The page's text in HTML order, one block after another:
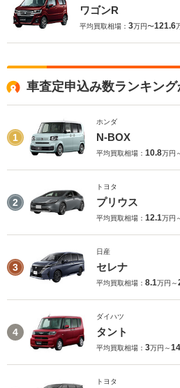
ワゴンR
平均買取相場： 3万円〜121.6
車査定申込み数ランキン
1
ホンダ
N-BOX
平均買取相場： 10.8万円
2
トヨタ
プリウス
平均買取相場： 12.1万円
3
日産
セレナ
平均買取相場： 8.1万円～
4
ダイハツ
タント
平均買取相場： 3万円～
トヨタ